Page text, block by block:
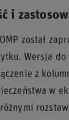
i
został
Wersja
z
w